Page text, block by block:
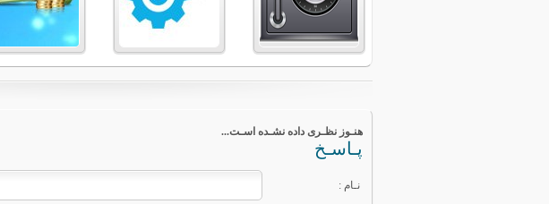
...هنـوز نظـری داده نشـده اسـت
پـاسـخ
: نـام